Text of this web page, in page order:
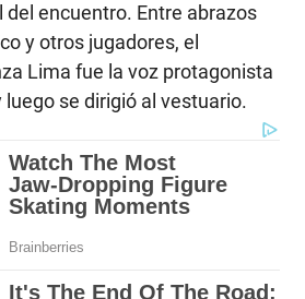
del encuentro. Entre abrazos
y otros jugadores, el
Lima fue la voz protagonista
se dirigió al vestuario.